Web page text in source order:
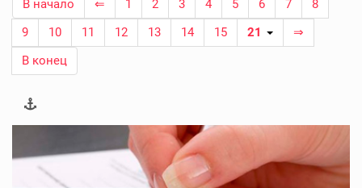
В начало ⇐ 1 2 3 4 5 6 7
8
9
10 11 12 13 14 15 21
⇒
В конец